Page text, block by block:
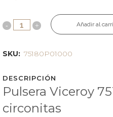
Añadir al
SKU: 75180P01000
DESCRIPCIÓN
Pulsera Viceroy
circonitas